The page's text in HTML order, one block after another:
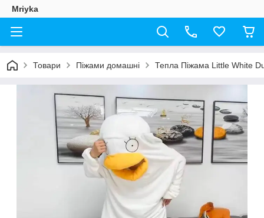
Mriyka
Товари Піжами домашні Тепла Піжама Little White